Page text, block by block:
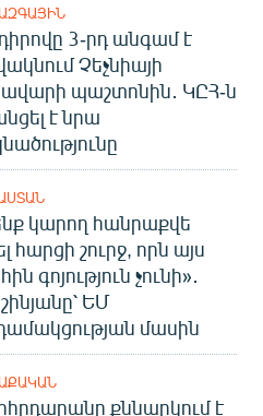
3-րդ անգամ է
Չեչնիայի
պաշտոնին․ ԿԸՀ-ն
է նրա
կարող հանրաքվե
հարցի շուրջ, որն այս
գոյություն չունի»․
ԵՄ
մասին
քննարկում է